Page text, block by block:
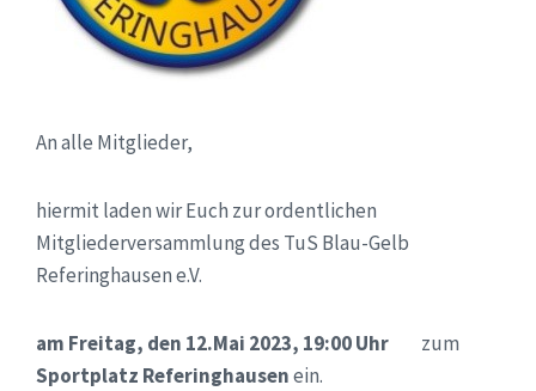
An alle Mitglieder,
hiermit laden wir Euch zur ordentlichen
Mitgliederversammlung des TuS Blau-Gelb
Referinghausen e.V.
am Freitag, den 12.Mai 2023, 19:00 Uhr zum
Sportplatz Referinghausenein.